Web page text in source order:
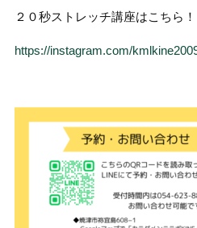
２０秒ストレッチ講座はこちら！
https://instagram.com/